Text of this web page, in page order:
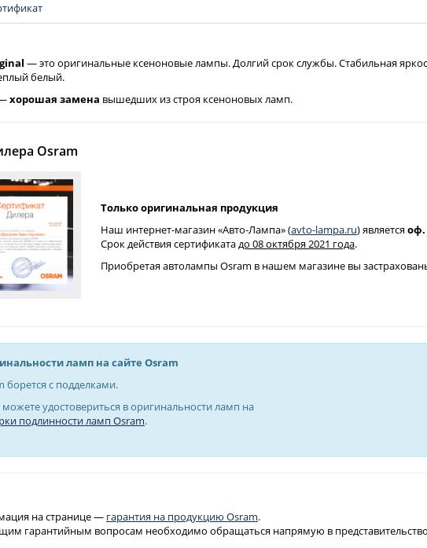
— это оригинальные ксеноновые лампы. Долгий срок службы. Стабильная
белый.
хорошая замена вышедших из строя ксеноновых ламп.
Osram
Только оригинальная продукция
Наш интернет-магазин «Авто-Лампа» (avto-lampa.ru) являетсяоф.
Срок действия сертификатадо 08 октября 2021 года.
Приобретая автолампы Osram в нашем магазине вы
ламп на сайте Osram
борется с подделками.
удостовериться в оригинальности ламп на
подлинности ламп Osram.
на странице — гарантия на продукцию Osram.
гарантийным вопросам необходимо обращаться напрямую в